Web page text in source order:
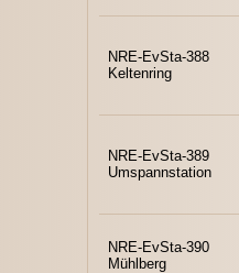
NRE-EvSta-388
Keltenring
NRE-EvSta-389
Umspannstation
NRE-EvSta-390
Mühlberg